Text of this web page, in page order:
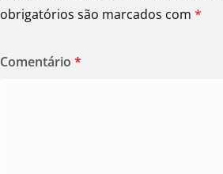
obrigatórios são marcados com *
Comentário *